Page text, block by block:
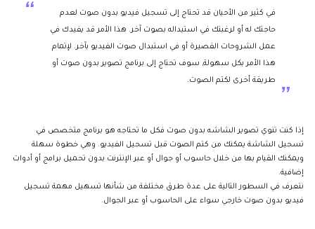
في كثير من الأحيان قد تحتاج إلى تسجيل فيديو بدون صوت لعدم
حاجتك له أو لرغبتك في استبداله بصوت آخر. هذا الأمر قد يفيدك في
عمل الشروحات القصيرة أو في استبدال صوت الفيديو بآخر. لإتمام
هذا الأمر بكل سهولة, سوف تحتاج إلى برنامج تصوير بدون صوت أو
طريقة أخرى لكتم الصوت.
إذا كنت تنوي تصوير الشاشه بدون صوت فكل ما تحتاجه هو برنامج متخصص في
تسجيل الشاشة يمكنك من كتم الصوت قبل تسجيل الفيديو. وهي خطوة سهلة
ويمكنك القيام بها من خلال حاسوب أو جوال أو عبر الإنترنت بدون تحميل برامج أو أدوات
إضافية.
نتعرف في السطور التالية على عدة طرق مختلفة من شأنها تسهيل مهمة تسجيل
فيديو بدون صوت خارجي سواء على الحاسوب أو عبر الجوال.